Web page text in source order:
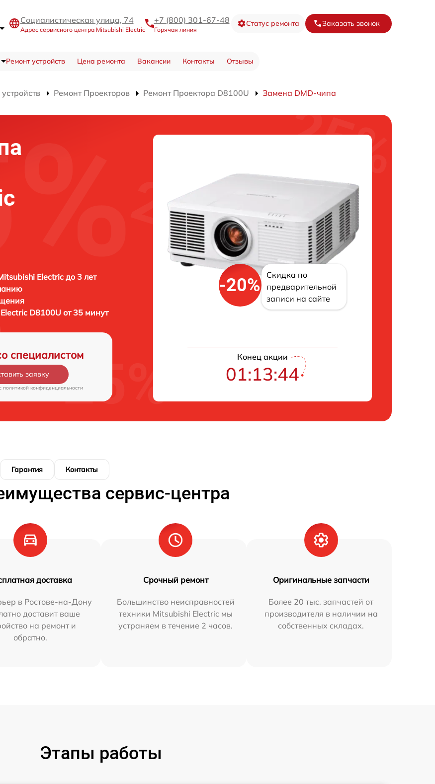
Социалистическая улица, 74
Адрес сервисного центра Mitsubishi Electric
+7 (800) 301-67-48
Горячая линия
Статус ремонта Заказать звонок
Ремонт устройств Цена ремонта Вакансии Контакты Отзывы
Ремонт Проекторов Ремонт Проектора D8100U Замена DMD-чипа
Electric до 3 лет
D8100U от 35 минут
специалистом
заявку
политикой конфиденциальности
-20%
Скидка по
предварительной
записи на сайте
Конец акции
01:13:43
Гарантия Контакты
сервис-центра
доставка
в Ростове-на-Дону
доставит ваше
на ремонт и
обратно.
Срочный ремонт
Большинство неисправностей
техники Mitsubishi Electric мы
устраняем в течение 2 часов.
Оригинальные запчасти
Более 20 тыс. запчастей от
производителя в наличии на
собственных складах.
Этапы работы